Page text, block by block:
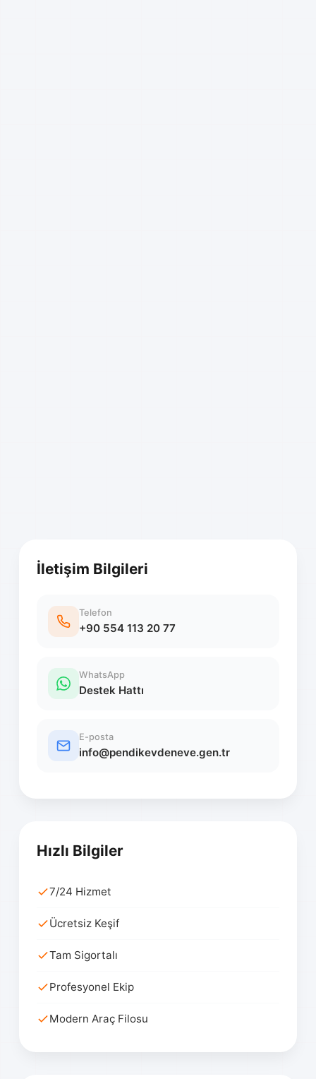
İletişim Bilgileri
Telefon
+90 554 113 20 77
WhatsApp
Destek Hattı
E-posta
info@pendikevdeneve.gen.tr
Hızlı Bilgiler
7/24 Hizmet
Ücretsiz Keşif
Tam Sigortalı
Profesyonel Ekip
Modern Araç Filosu